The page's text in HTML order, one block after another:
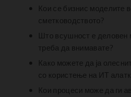
Кои се бизнис моделите
сметководството?
Што всушност е деловен
треба да внимавате?
Како можете да ја
со користење на ИТ
Кои процеси може да ги